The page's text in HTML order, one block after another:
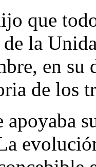
que
de la
en su
de los